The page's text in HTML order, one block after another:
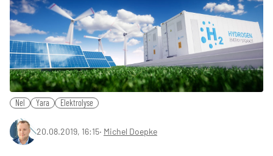
Nel Yara Elektrolyse
20.08.2019, 16:15‧ Michel Doepke